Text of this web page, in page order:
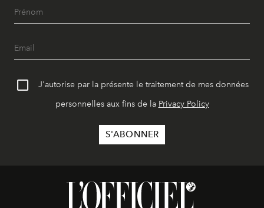
J'autorise par la présente le traitement de mes données
personnelles aux fins de la Privacy Policy